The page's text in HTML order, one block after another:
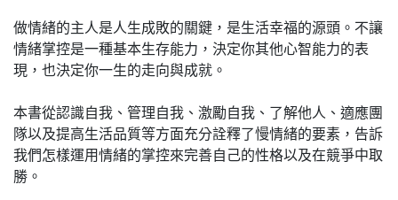
做情緒的主人是人生成敗的關鍵，是生活幸福的源頭。不讓
情緒掌控是一種基本生存能力，決定你其他心智能力的表
現，也決定你一生的走向與成就。
本書從認識自我、管理自我、激勵自我、了解他人、適應團
隊以及提高生活品質等方面充分詮釋了慢情緒的要素，告訴
我們怎樣運用情緒的掌控來完善自己的性格以及在競爭中取
勝。